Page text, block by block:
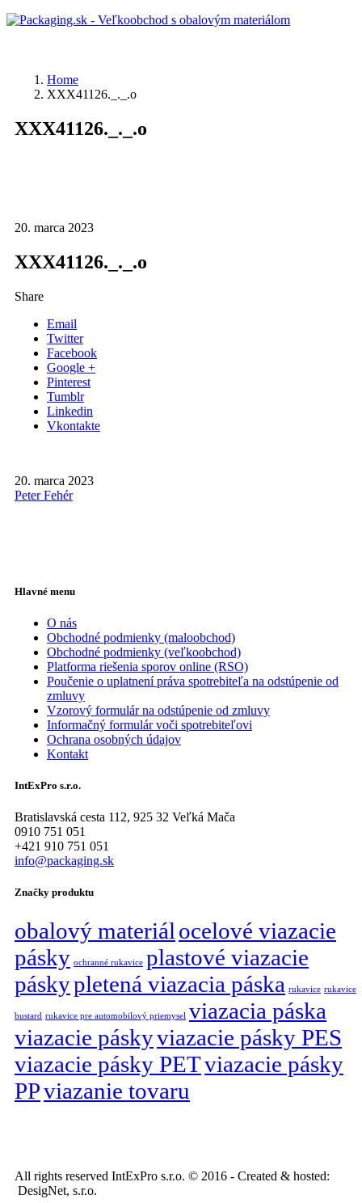
Home
XXX41126._._.o
XXX41126._._.o
20. marca 2023
XXX41126._._.o
Share
Email
Twitter
Facebook
Google +
Pinterest
Tumblr
Linkedin
Vkontakte
20. marca 2023
Peter Fehér
Hlavné menu
O nás
Obchodné podmienky (maloobchod)
Obchodné podmienky (veľkoobchod)
Platforma riešenia sporov online (RSO)
Poučenie o uplatnení práva spotrebiteľa na odstúpenie od
zmluvy
Vzorový formulár na odstúpenie od zmluvy
Informačný formulár voči spotrebiteľovi
Ochrana osobných údajov
Kontakt
IntExPro s.r.o.
Bratislavská cesta 112, 925 32 Veľká Mača
0910 751 051
+421 910 751 051
info@packaging.sk
Značky produktu
obalový materiál ocelové viazacie
pásky ochranné rukavice plastové viazacie
páskypletená viazacia páska rukavice rukavice
bustard rukavice pre automobilový priemysel viazacia páska
viazacie páskyviazacie pásky PES
viazacie pásky PETviazacie pásky
PPviazanie tovaru
All rights reserved IntExPro s.r.o. © 2016 - Created & hosted:
DesigNet, s.r.o.